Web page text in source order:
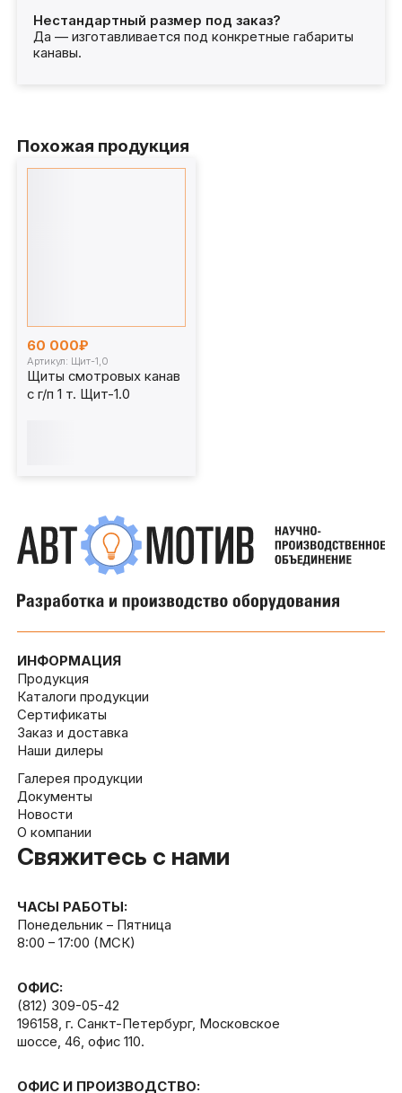
Нестандартный размер под заказ?
Да — изготавливается под конкретные габариты
канавы.
Похожая продукция
60 000₽
Артикул: Щит-1,0
Щиты смотровых канав
с г/п 1 т. Щит-1.0
ИНФОРМАЦИЯ
Продукция
Каталоги продукции
Сертификаты
Заказ и доставка
Наши дилеры
Галерея продукции
Документы
Новости
О компании
Свяжитесь с нами
ЧАСЫ РАБОТЫ:
Понедельник – Пятница
8:00 – 17:00 (МСК)
ОФИС:
(812) 309-05-42
196158, г. Санкт-Петербург, Московское
шоссе, 46, офис 110.
ОФИС И ПРОИЗВОДСТВО: